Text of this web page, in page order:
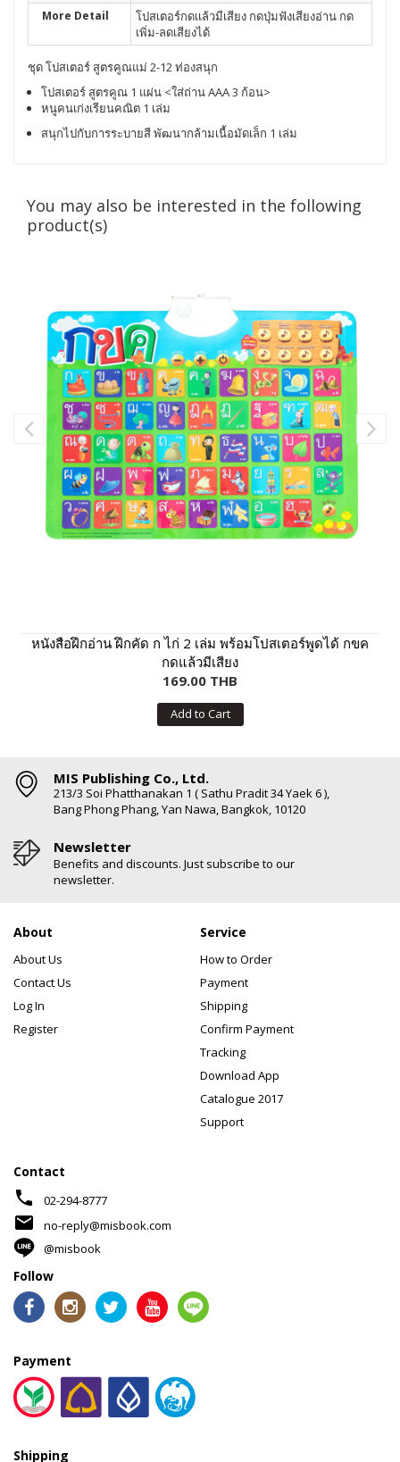
More Detail
โปสเตอร์กดเเล้วมีเสียง กดปุ่มฟังเสียงอ่าน กด
เพิ่ม-ลดเสียงได้
ชุด โปสเตอร์ สูตรคูณแม่ 2-12 ท่องสนุก
โปสเตอร์ สูตรคูณ 1 แผ่น <ใส่ถ่าน AAA 3 ก้อน>
หนูคนเก่งเรียนคณิต 1 เล่ม
สนุกไปกับการระบายสี พัฒนากล้ามเนื้อมัดเล็ก 1 เล่ม
You may also be interested in the following
product(s)
หนังสือฝึกอ่าน ฝึกคัด ก ไก่ 2 เล่ม พร้อมโปสเตอร์พูดได้ กขค
กดแล้วมีเสียง
169.00 THB
Add to Cart
MIS Publishing Co., Ltd.
213/3 Soi Phatthanakan 1 ( Sathu Pradit 34 Yaek 6 ),
Bang Phong Phang, Yan Nawa, Bangkok, 10120
Newsletter
Benefits and discounts. Just subscribe to our
newsletter.
About
About Us
Contact Us
Log In
Register
Service
How to Order
Payment
Shipping
Confirm Payment
Tracking
Download App
Catalogue 2017
Support
Contact
phone 02-294-8777
mail
no-reply@misbook.com
@misbook
Follow
Payment
Shipping